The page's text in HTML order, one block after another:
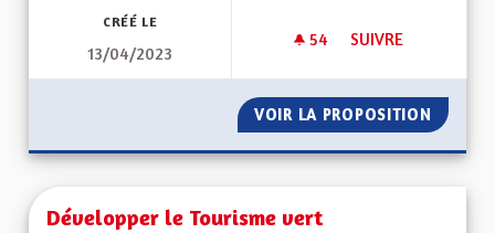
CRÉÉ LE
13/04/2023
54 54 ABONNÉS
SUIVRE
VOIR LA PROPOSITION POUR
Développer le Tourisme vert